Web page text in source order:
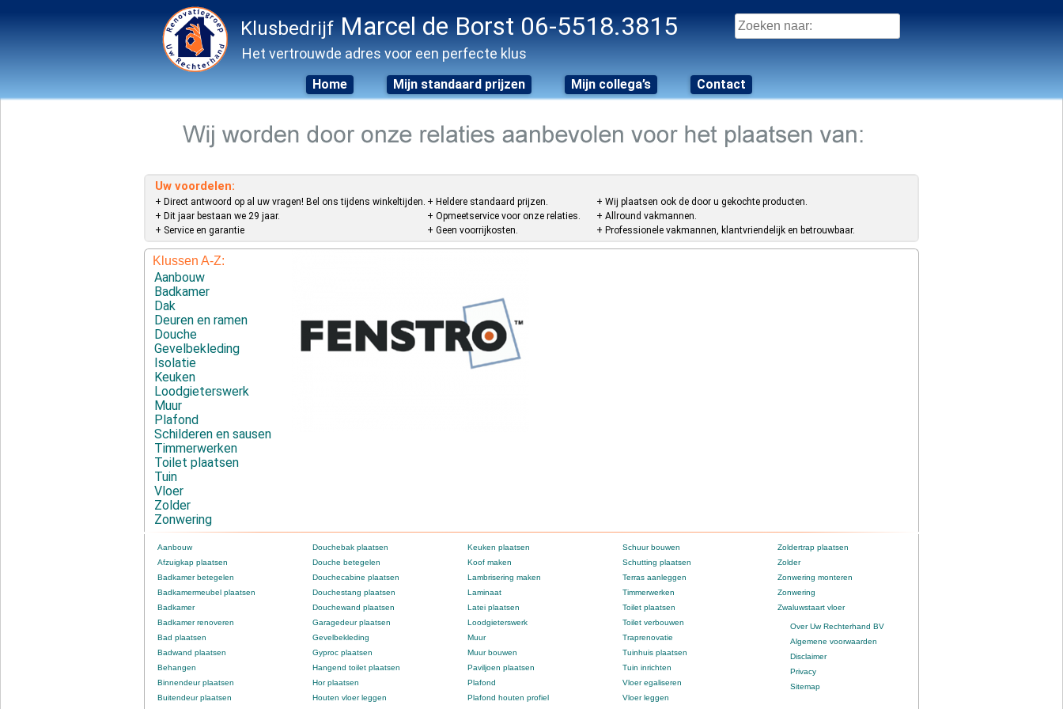
Klusbedrijf Marcel de Borst 06-5518.3815
Het vertrouwde adres voor een perfecte klus
Zoeken
naar:
Home Mijn standaard prijzen Mijn collega’s Contact
Uw voordelen:
+ Direct antwoord op al uw vragen! Bel ons tijdens winkeltijden.
+ Dit jaar bestaan we 29 jaar.
+ Service en garantie
+ Heldere standaard prijzen.
+ Opmeetservice voor onze relaties.
+ Geen voorrijkosten.
+ Wij plaatsen ook de door u gekochte producten.
+ Allround vakmannen.
+ Professionele vakmannen, klantvriendelijk en betrouwbaar.
Klussen A-Z:
Aanbouw
Badkamer
Dak
Deuren en ramen
Douche
Gevelbekleding
Isolatie
Keuken
Loodgieterswerk
Muur
Plafond
Schilderen en sausen
Timmerwerken
Toilet plaatsen
Tuin
Vloer
Zolder
Zonwering
Aanbouw
Afzuigkap plaatsen
Badkamer betegelen
Badkamermeubel plaatsen
Badkamer
Badkamer renoveren
Bad plaatsen
Badwand plaatsen
Behangen
Binnendeur plaatsen
Buitendeur plaatsen
Douchebak plaatsen
Douche betegelen
Douchecabine plaatsen
Douchestang plaatsen
Douchewand plaatsen
Garagedeur plaatsen
Gevelbekleding
Gyproc plaatsen
Hangend toilet plaatsen
Hor plaatsen
Houten vloer leggen
Keuken plaatsen
Koof maken
Lambrisering maken
Laminaat
Latei plaatsen
Loodgieterswerk
Muur
Muur bouwen
Paviljoen plaatsen
Plafond
Plafond houten profiel
Schuur bouwen
Schutting plaatsen
Terras aanleggen
Timmerwerken
Toilet plaatsen
Toilet verbouwen
Traprenovatie
Tuinhuis plaatsen
Tuin inrichten
Vloer egaliseren
Vloer leggen
Zoldertrap plaatsen
Zolder
Zonwering monteren
Zonwering
Zwaluwstaart vloer
Over Uw Rechterhand BV
Algemene voorwaarden
Disclaimer
Privacy
Sitemap